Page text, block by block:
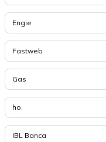
Engie
Fastweb
Gas
ho.
IBL Banca